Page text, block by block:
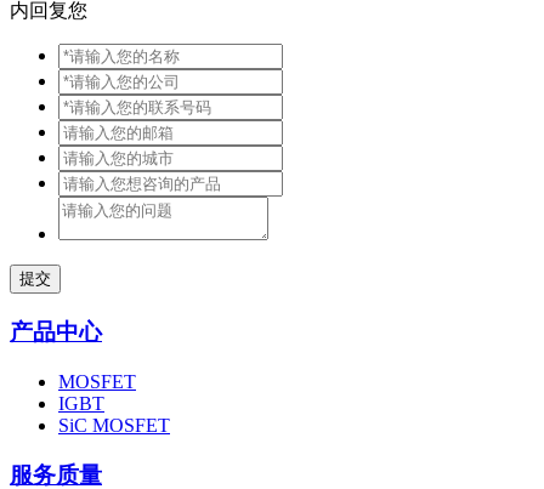
内回复您
提交
产品中心
MOSFET
IGBT
SiC MOSFET
服务质量